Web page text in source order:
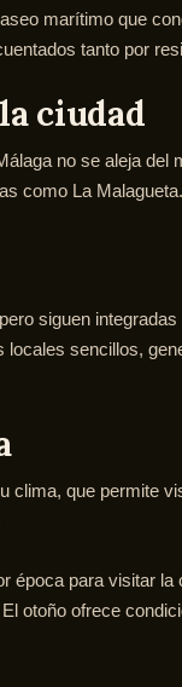
marítimo que
tanto por
ciudad
no se aleja
como La
siguen
locales sencillos,
clima, que permite
época para visitar
otoño ofrece